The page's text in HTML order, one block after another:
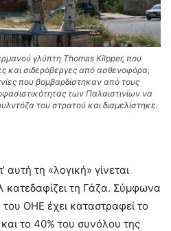
γλύπτη Thomas Kilpper, που
και σιδερόβεργες από ασθενοφόρα,
που βομβαρδίστηκαν από τους
των Παλαιστινίων να
του στρατού και διαμελίστηκε.
τη «λογική» γίνεται
κατεδαφίζει τη Γάζα. Σύμφωνα
ΟΗΕ έχει καταστραφεί το
το 40% του συνόλου της